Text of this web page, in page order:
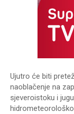
Ujutro će biti
naoblačenje na
sjeveroistoku i